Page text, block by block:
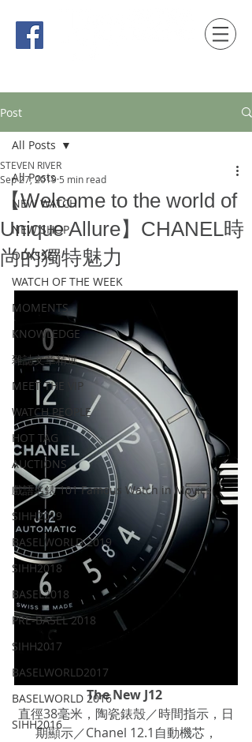
Post
All Posts
NEW WATCH
NEW SHOP
ODYSSEY
WATCH OF THE WEEK
MOMENTS
KNOWLEDGE
雜誌文章精選
MEET THE VIP
WATCH PEOPLE
HOT TAG
AUCTIONS
戲語名錶 101 Famous Watch in Movies
SIHH2019
BASELWORLD 2019
SIHH2018
BASEL2018
PRE-BASEL 2018
SIHH2017
BASELWORLD2017
BASELWORLD 2016
SIHH2016
All Posts
【Welcome to the world of
Unique Allure】CHANEL時
尚的獨特魅力
STEVEN RIVER
Sep 27, 2019 5 min read
The New J12
直徑38毫米，陶瓷錶殼／時間指示，日
期顯示／Chanel 12.1自動機芯，